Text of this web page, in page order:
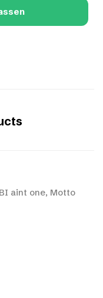
aint one, Motto